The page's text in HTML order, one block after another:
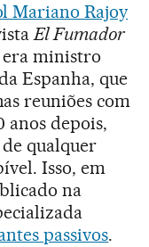
Mariano Rajoy
El Fumador
era ministro
Espanha, que
reuniões com
anos depois,
qualquer
Isso, em
na
passivos.